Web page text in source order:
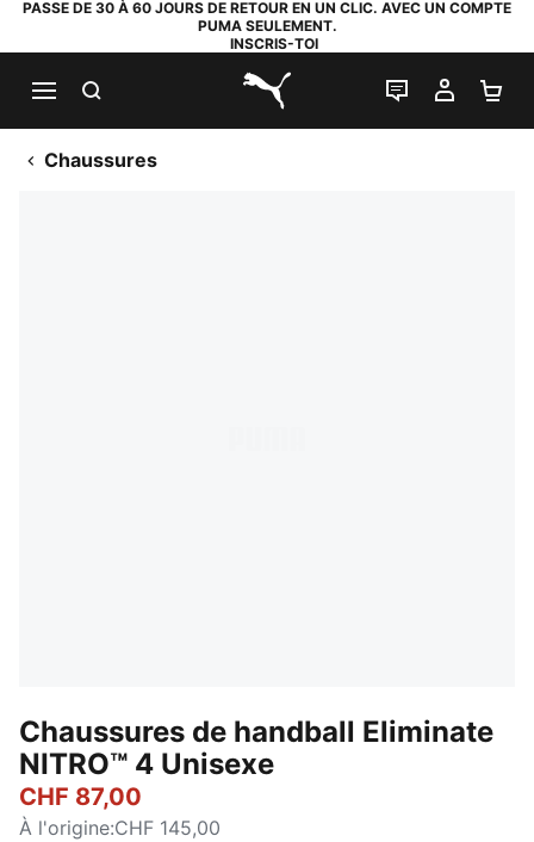
PASSE DE 30 À 60 JOURS DE RETOUR EN UN CLIC. AVEC UN COMPTE
PUMA SEULEMENT.
INSCRIS-TOI
PUMA.com
LIVE CHAT
MON
Chaussures
Chaussures de handball Eliminate
NITRO™ 4 Unisexe
CHF 87,00
À l'origine:CHF 145,00